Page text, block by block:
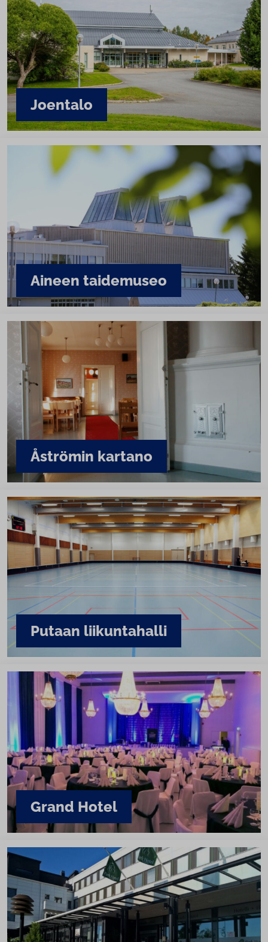
Joentalo
Aineen taidemuseo
Åströmin kartano
Putaan lii­kun­ta­hal­li
Grand Hotel